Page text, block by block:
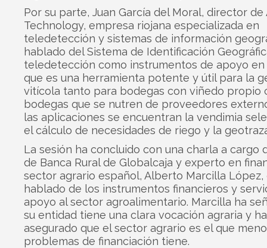
Por su parte, Juan García del Moral, director de
Technology, empresa riojana especializada en
teledetección y sistemas de información
hablado del Sistema de Identificación
teledetección como instrumentos de apoyo en
que es una herramienta potente y útil para la
vitícola tanto para bodegas con viñedo propio
bodegas que se nutren de proveedores
las aplicaciones se encuentran la vendimia
el cálculo de necesidades de riego y la
La sesión ha concluido con una charla a cargo
de Banca Rural de Globalcaja y experto en
sector agrario español, Alberto Marcilla López,
hablado de los instrumentos financieros y
apoyo al sector agroalimentario. Marcilla ha
su entidad tiene una clara vocación agraria y ha
asegurado que el sector agrario es el que
problemas de financiación tiene.